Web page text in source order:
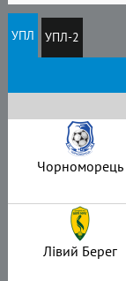
УПЛ УПЛ-2
Чорноморець
Лівий Берег